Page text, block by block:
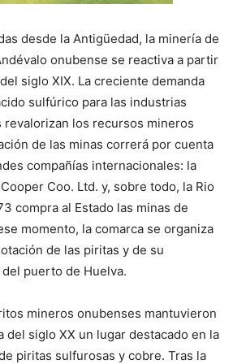
desde la Antigüedad, la minería de
onubense se reactiva a partir
siglo XIX. La creciente demanda
sulfúrico para las industrias
revalorizan los recursos mineros
de las minas correrá por cuenta
compañías internacionales: la
Coo. Ltd. y, sobre todo, la Rio
compra al Estado las minas de
momento, la comarca se organiza
de las piritas y de su
puerto de Huelva.
mineros onubenses mantuvieron
del siglo XX un lugar destacado en la
piritas sulfurosas y cobre. Tras la